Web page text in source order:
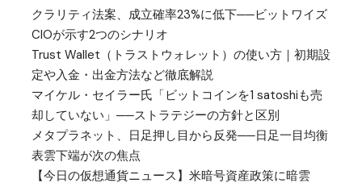
クラリティ法案、成立確率23%に低下──ビットワイズ
CIOが示す2つのシナリオ
Trust Wallet（トラストウォレット）の使い方｜初期設
定や入金・出金方法など徹底解説
マイケル・セイラー氏「ビットコインを1 satoshiも売
却していない」──ストラテジーの方針と区別
メタプラネット、日足押し目から反発──日足一目均衡
表雲下端が次の焦点
【今日の仮想通貨ニュース】米暗号資産政策に暗雲